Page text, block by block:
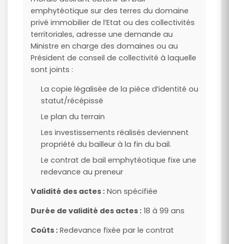
emphytéotique sur des terres du domaine
privé immobilier de l’Etat ou des collectivités
territoriales, adresse une demande au
Ministre en charge des domaines ou au
Président de conseil de collectivité à laquelle
sont joints :
La copie légalisée de la pièce d’identité ou
statut/récépissé
Le plan du terrain
Les investissements réalisés deviennent
propriété du bailleur à la fin du bail.
Le contrat de bail emphytéotique fixe une
redevance au preneur
Validité des actes : Non spécifiée
Durée de validité des actes : 18 à 99 ans
Coûts : Redevance fixée par le contrat